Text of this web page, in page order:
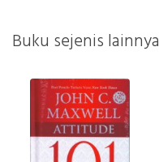
Buku sejenis lainnya